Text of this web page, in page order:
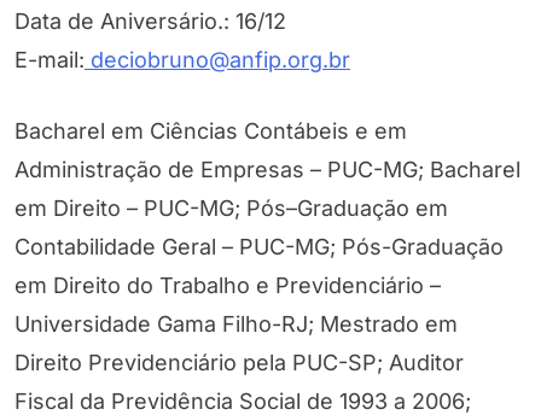
Data de Aniversário.: 16/12
E-mail: deciobruno@anfip.org.br
Bacharel em Ciências Contábeis e em
Administração de Empresas – PUC-MG; Bacharel
em Direito – PUC-MG; Pós–Graduação em
Contabilidade Geral – PUC-MG; Pós-Graduação
em Direito do Trabalho e Previdenciário –
Universidade Gama Filho-RJ; Mestrado em
Direito Previdenciário pela PUC-SP; Auditor
Fiscal da Previdência Social de 1993 a 2006;